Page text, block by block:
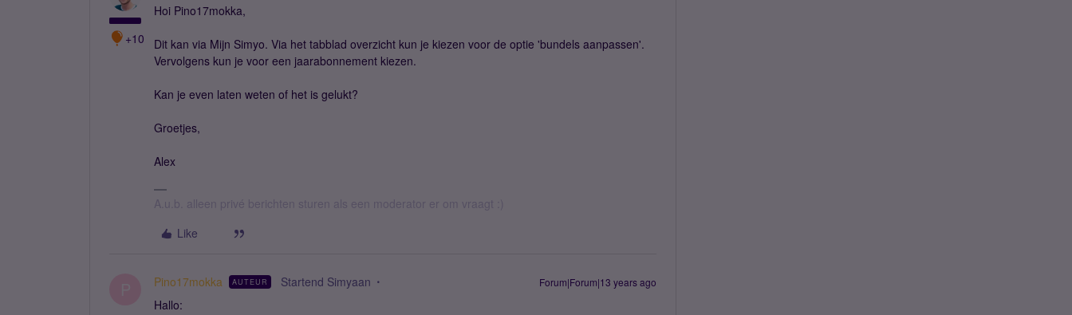
+10
Hoi Pino17mokka,
Dit kan via Mijn Simyo. Via het tabblad overzicht kun je kiezen voor de optie 'bundels aanpassen'.
Vervolgens kun je voor een jaarabonnement kiezen.
Kan je even laten weten of het is gelukt?
Groetjes,
Alex
A.u.b. alleen privé berichten sturen als een moderator er om vraagt :)
Like
Pino17mokka AUTEUR Startend Simyaan Forum|Forum|13 years ago
Hallo: